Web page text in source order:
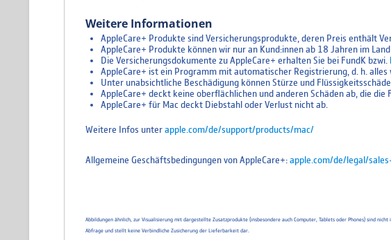
Weitere Informationen
AppleCare+ Produkte sind Versicherungsprodukte, deren Preis enthält
AppleCare+ Produkte können wir nur an Kund:innen ab 18 Jahren im
Die Versicherungsdokumente zu AppleCare+ erhalten Sie bei FundK bzwi.
AppleCare+ ist ein Programm mit automatischer Registrierung, d. h. alles
Unter unabsichtliche Beschädigung können Stürze und
AppleCare+ deckt keine oberflächlichen und anderen Schäden ab, die
AppleCare+ für Mac deckt Diebstahl oder Verlust nicht ab.
Weitere Infos unterapple.com/de/support/products/mac/
Allgemeine Geschäftsbedingungen von AppleCare+:apple.com/de/legal/
Abbildungen ähnlich, zur Visualisierung mit dargestellte Zusatzprodukte (insbesondere auch Computer, Tablets oder Phones) sind
Abfrage und stellt keine Verbindliche Zusicherung der Lieferbarkeit dar.